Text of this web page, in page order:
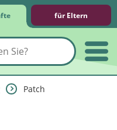
für Eltern
Patch